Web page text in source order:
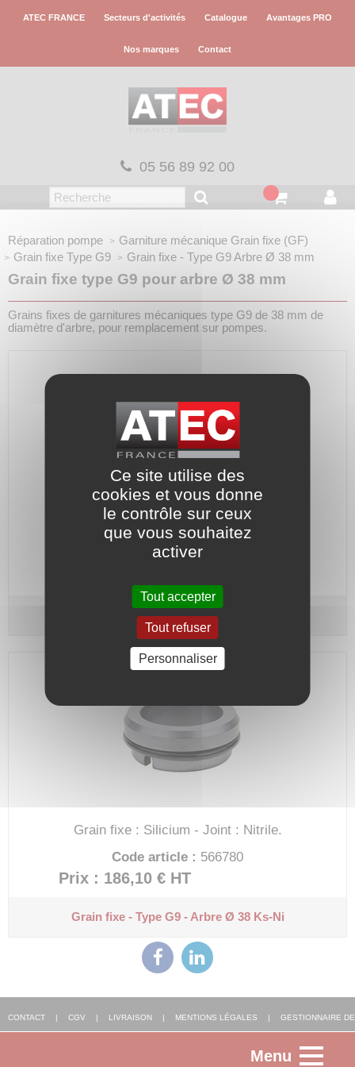
ATEC FRANCE Secteurs d'activités Catalogue Avantages PRO
Nos marques Contact
05 56 89 92 00
Menu
Réparation pompe Garniture mécanique Grain fixe (GF)
Grain fixe Type G9 Grain fixe - Type G9Arbre Ø 38 mm
Grain fixe type G9 pour arbre Ø 38 mm
Grains fixes de garnitures mécaniques type G9 de 38 mm de
diamètre d'arbre, pour remplacement sur pompes.
Grain fixe : Céramique - Joint : Nitrile.
Code article :566624
Grain fixe - Type G9 - Arbre Ø 38
Grain fixe : Silicium - Joint : Nitrile.
Code article : 566780
Prix : 186,10 € HT
Grain fixe - Type G9 - Arbre Ø 38Ks-Ni
CONTACT | CGV | LIVRAISON | MENTIONS LÉGALES | GESTIONNAIRE DE
: FGP SOLUTIONS
Ce site utilise des
cookies et vous donne
le contrôle sur ceux
que vous souhaitez
activer
Tout accepter
Tout refuser
Personnaliser